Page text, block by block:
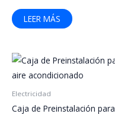
LEER MÁS
Electricidad
Caja de Preinstalación para